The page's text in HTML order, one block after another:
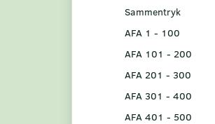
Sammentryk
AFA 1 - 100
AFA 101 - 200
AFA 201 - 300
AFA 301 - 400
AFA 401 - 500